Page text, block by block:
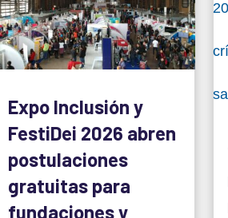
Expo Inclusión y
FestiDei 2026 abren
postulaciones
gratuitas para
fundaciones y